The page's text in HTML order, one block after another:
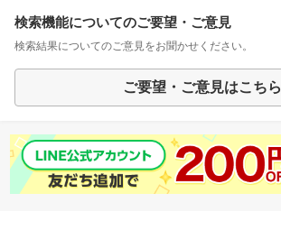
検索機能についてのご要望・ご意見
検索結果についてのご意見をお聞かせください。
ご要望・ご意見はこちら